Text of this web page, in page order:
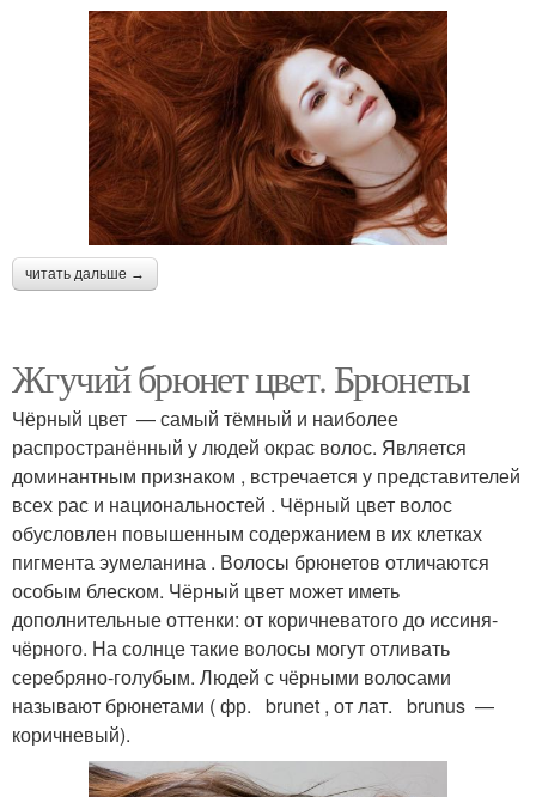
читать дальше →
Жгучий брюнет цвет. Брюнеты
Чёрный цвет — самый тёмный и наиболее
распространённый у людей окрас волос. Является
доминантным признаком , встречается у представителей
всех рас и национальностей . Чёрный цвет волос
обусловлен повышенным содержанием в их клетках
пигмента эумеланина . Волосы брюнетов отличаются
особым блеском. Чёрный цвет может иметь
дополнительные оттенки: от коричневатого до иссиня-
чёрного. На солнце такие волосы могут отливать
серебряно-голубым. Людей с чёрными волосами
называют брюнетами ( фр. brunet , от лат. brunus —
коричневый).